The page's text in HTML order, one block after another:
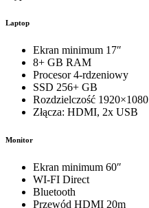
Laptop
Ekran minimum 17″
8+ GB RAM
Procesor 4-rdzeniowy
SSD 256+ GB
Rozdzielczość 1920×1080
Złącza: HDMI, 2x USB
Monitor
Ekran minimum 60″
WI-FI Direct
Bluetooth
Przewód HDMI 20m